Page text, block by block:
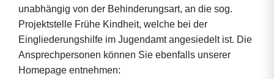
unabhängig von der Behinderungsart, an die sog.
Projektstelle Frühe Kindheit, welche bei der
Eingliederungshilfe im Jugendamt angesiedelt ist. Die
Ansprechpersonen können Sie ebenfalls unserer
Homepage entnehmen: